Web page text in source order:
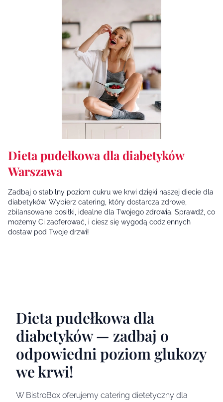
Dieta pudełkowa dla diabetyków
Warszawa
Zadbaj o stabilny poziom cukru we krwi dzięki naszej diecie dla
diabetyków. Wybierz catering, który dostarcza zdrowe,
zbilansowane posiłki, idealne dla Twojego zdrowia. Sprawdź, co
możemy Ci zaoferować, i ciesz się wygodą codziennych
dostaw pod Twoje drzwi!
Dieta pudełkowa dla
diabetyków — zadbaj o
odpowiedni poziom glukozy
we krwi!
W BistroBox oferujemy catering dietetyczny dla